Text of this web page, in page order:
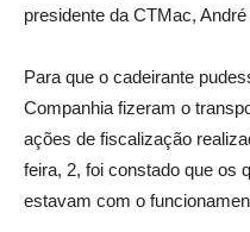
presidente da CTMac, André
Para que o cadeirante
Companhia fizeram o
ações de fiscalização
feira, 2, foi constado que os
estavam com o